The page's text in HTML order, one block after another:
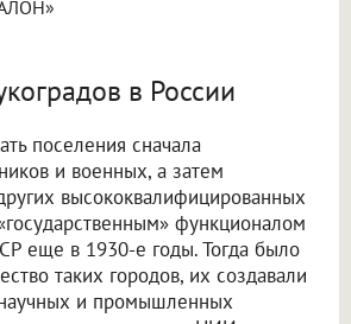
в России
поселения сначала
и военных, а затем
высококвалифицированных
функционалом
еще в 1930-е годы. Тогда было
таких городов, их создавали
и промышленных